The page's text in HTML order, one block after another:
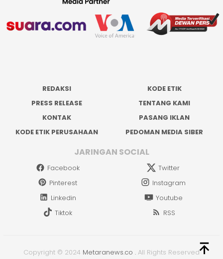
REDAKSI
KODE ETIK
PRESS RELEASE
TENTANG KAMI
KONTAK
PASANG IKLAN
KODE ETIK PERUSAHAAN
PEDOMAN MEDIA SIBER
JARINGAN SOCIAL
Facebook
Twitter
Pinterest
Instagram
Linkedin
Youtube
Tiktok
RSS
Copyright © 2024 Metaranews.co . All Rights Reserved